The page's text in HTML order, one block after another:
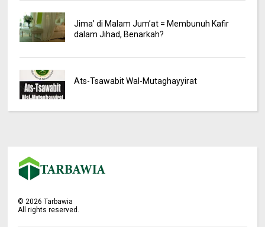
Jima’ di Malam Jum’at = Membunuh Kafir
dalam Jihad, Benarkah?
Ats-Tsawabit Wal-Mutaghayyirat
© 2026 Tarbawia
All rights reserved.